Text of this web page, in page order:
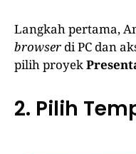
Langkah pertama,
browser di PC dan
pilih proyek
2. Pilih